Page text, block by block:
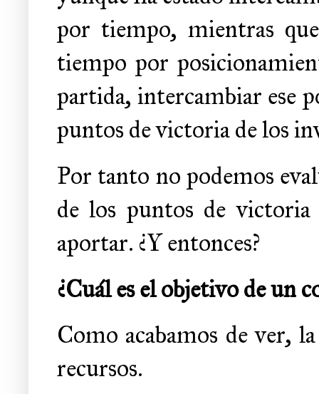
por tiempo, mientras
tiempo por
partida, intercambiar ese
puntos de victoria de los
Por tanto no podemos
de los puntos de victoria
aportar. ¿Y entonces?
¿Cuál es el objetivo de un
Como acabamos de ver,
recursos.